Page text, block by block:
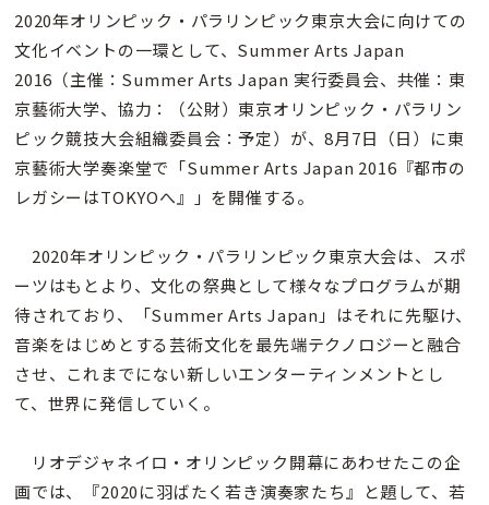
2020年オリンピック・パラリンピック東京大会に向けての
文化イベントの一環として、Summer Arts Japan
2016（主催：Summer Arts Japan 実行委員会、共催：東
京藝術大学、協力：（公財）東京オリンピック・パラリン
ピック競技大会組織委員会：予定）が、8月7日（日）に東
京藝術大学奏楽堂で「Summer Arts Japan 2016『都市の
レガシーはTOKYOへ』」を開催する。
2020年オリンピック・パラリンピック東京大会は、スポ
ーツはもとより、文化の祭典として様々なプログラムが期
待されており、「Summer Arts Japan」はそれに先駆け、
音楽をはじめとする芸術文化を最先端テクノロジーと融合
させ、これまでにない新しいエンターティンメントとし
て、世界に発信していく。
リオデジャネイロ・オリンピック開幕にあわせたこの企
画では、『2020に羽ばたく若き演奏家たち』と題して、若